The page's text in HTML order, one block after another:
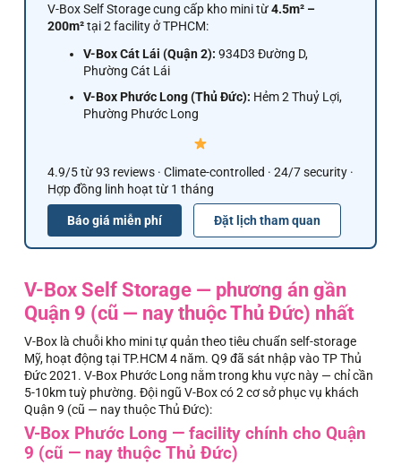
V-Box Self Storage cung cấp kho mini từ4.5m² –
200m²tại 2 facility ở TPHCM:
V-Box Cát Lái (Quận 2): 934D3 Đường D,
Phường Cát Lái
V-Box Phước Long (Thủ Đức): Hẻm 2 Thuỷ Lợi,
Phường Phước Long
4.9/5 từ 93 reviews · Climate-controlled · 24/7 security ·
Hợp đồng linh hoạt từ 1 tháng
Báo giá miễn phí Đặt lịch tham quan
V-Box Self Storage — phương án gần
Quận 9 (cũ — nay thuộc Thủ Đức) nhất
V-Box là chuỗi kho mini tự quản theo tiêu chuẩn self-storage
Mỹ, hoạt động tại TP.HCM 4 năm. Q9 đã sát nhập vào TP Thủ
Đức 2021. V-Box Phước Long nằm trong khu vực này — chỉ cần
5-10km tuỳ phường. Đội ngũ V-Box có 2 cơ sở phục vụ khách
Quận 9 (cũ — nay thuộc Thủ Đức):
V-Box Phước Long — facility chính cho Quận
9 (cũ — nay thuộc Thủ Đức)